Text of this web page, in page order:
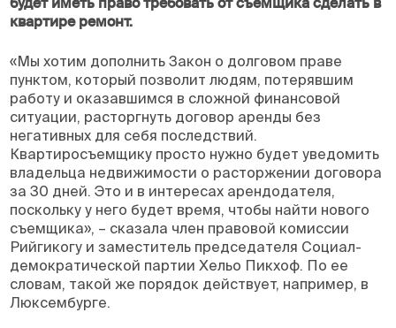
квартире ремонт.
«Мы хотим дополнить Закон о долговом праве
пунктом, который позволит людям, потерявшим
работу и оказавшимся в сложной финансовой
ситуации, расторгнуть договор аренды без
негативных для себя последствий.
Квартиросъемщику просто нужно будет уведомить
владельца недвижимости о расторжении договора
за 30 дней. Это и в интересах арендодателя,
поскольку у него будет время, чтобы найти нового
съемщика», – сказала член правовой комиссии
Рийгикогу и заместитель председателя Социал-
демократической партии Хельо Пикхоф. По ее
словам, такой же порядок действует, например, в
Люксембурге.